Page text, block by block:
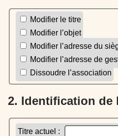
Modifier le titre
Modifier l’objet
Modifier l’adresse du
Modifier l’adresse de
Dissoudre l’association
2. Identification
Titre actuel :